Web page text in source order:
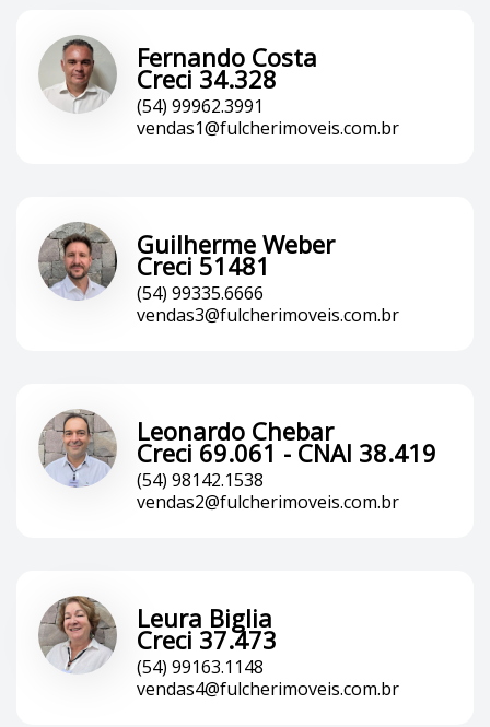
Fernando Costa
Creci 34.328
(54) 99962.3991
vendas1@fulcherimoveis.com.br
Guilherme Weber
Creci 51481
(54) 99335.6666
vendas3@fulcherimoveis.com.br
Leonardo Chebar
Creci 69.061 - CNAI 38.419
(54) 98142.1538
vendas2@fulcherimoveis.com.br
Leura Biglia
Creci 37.473
(54) 99163.1148
vendas4@fulcherimoveis.com.br